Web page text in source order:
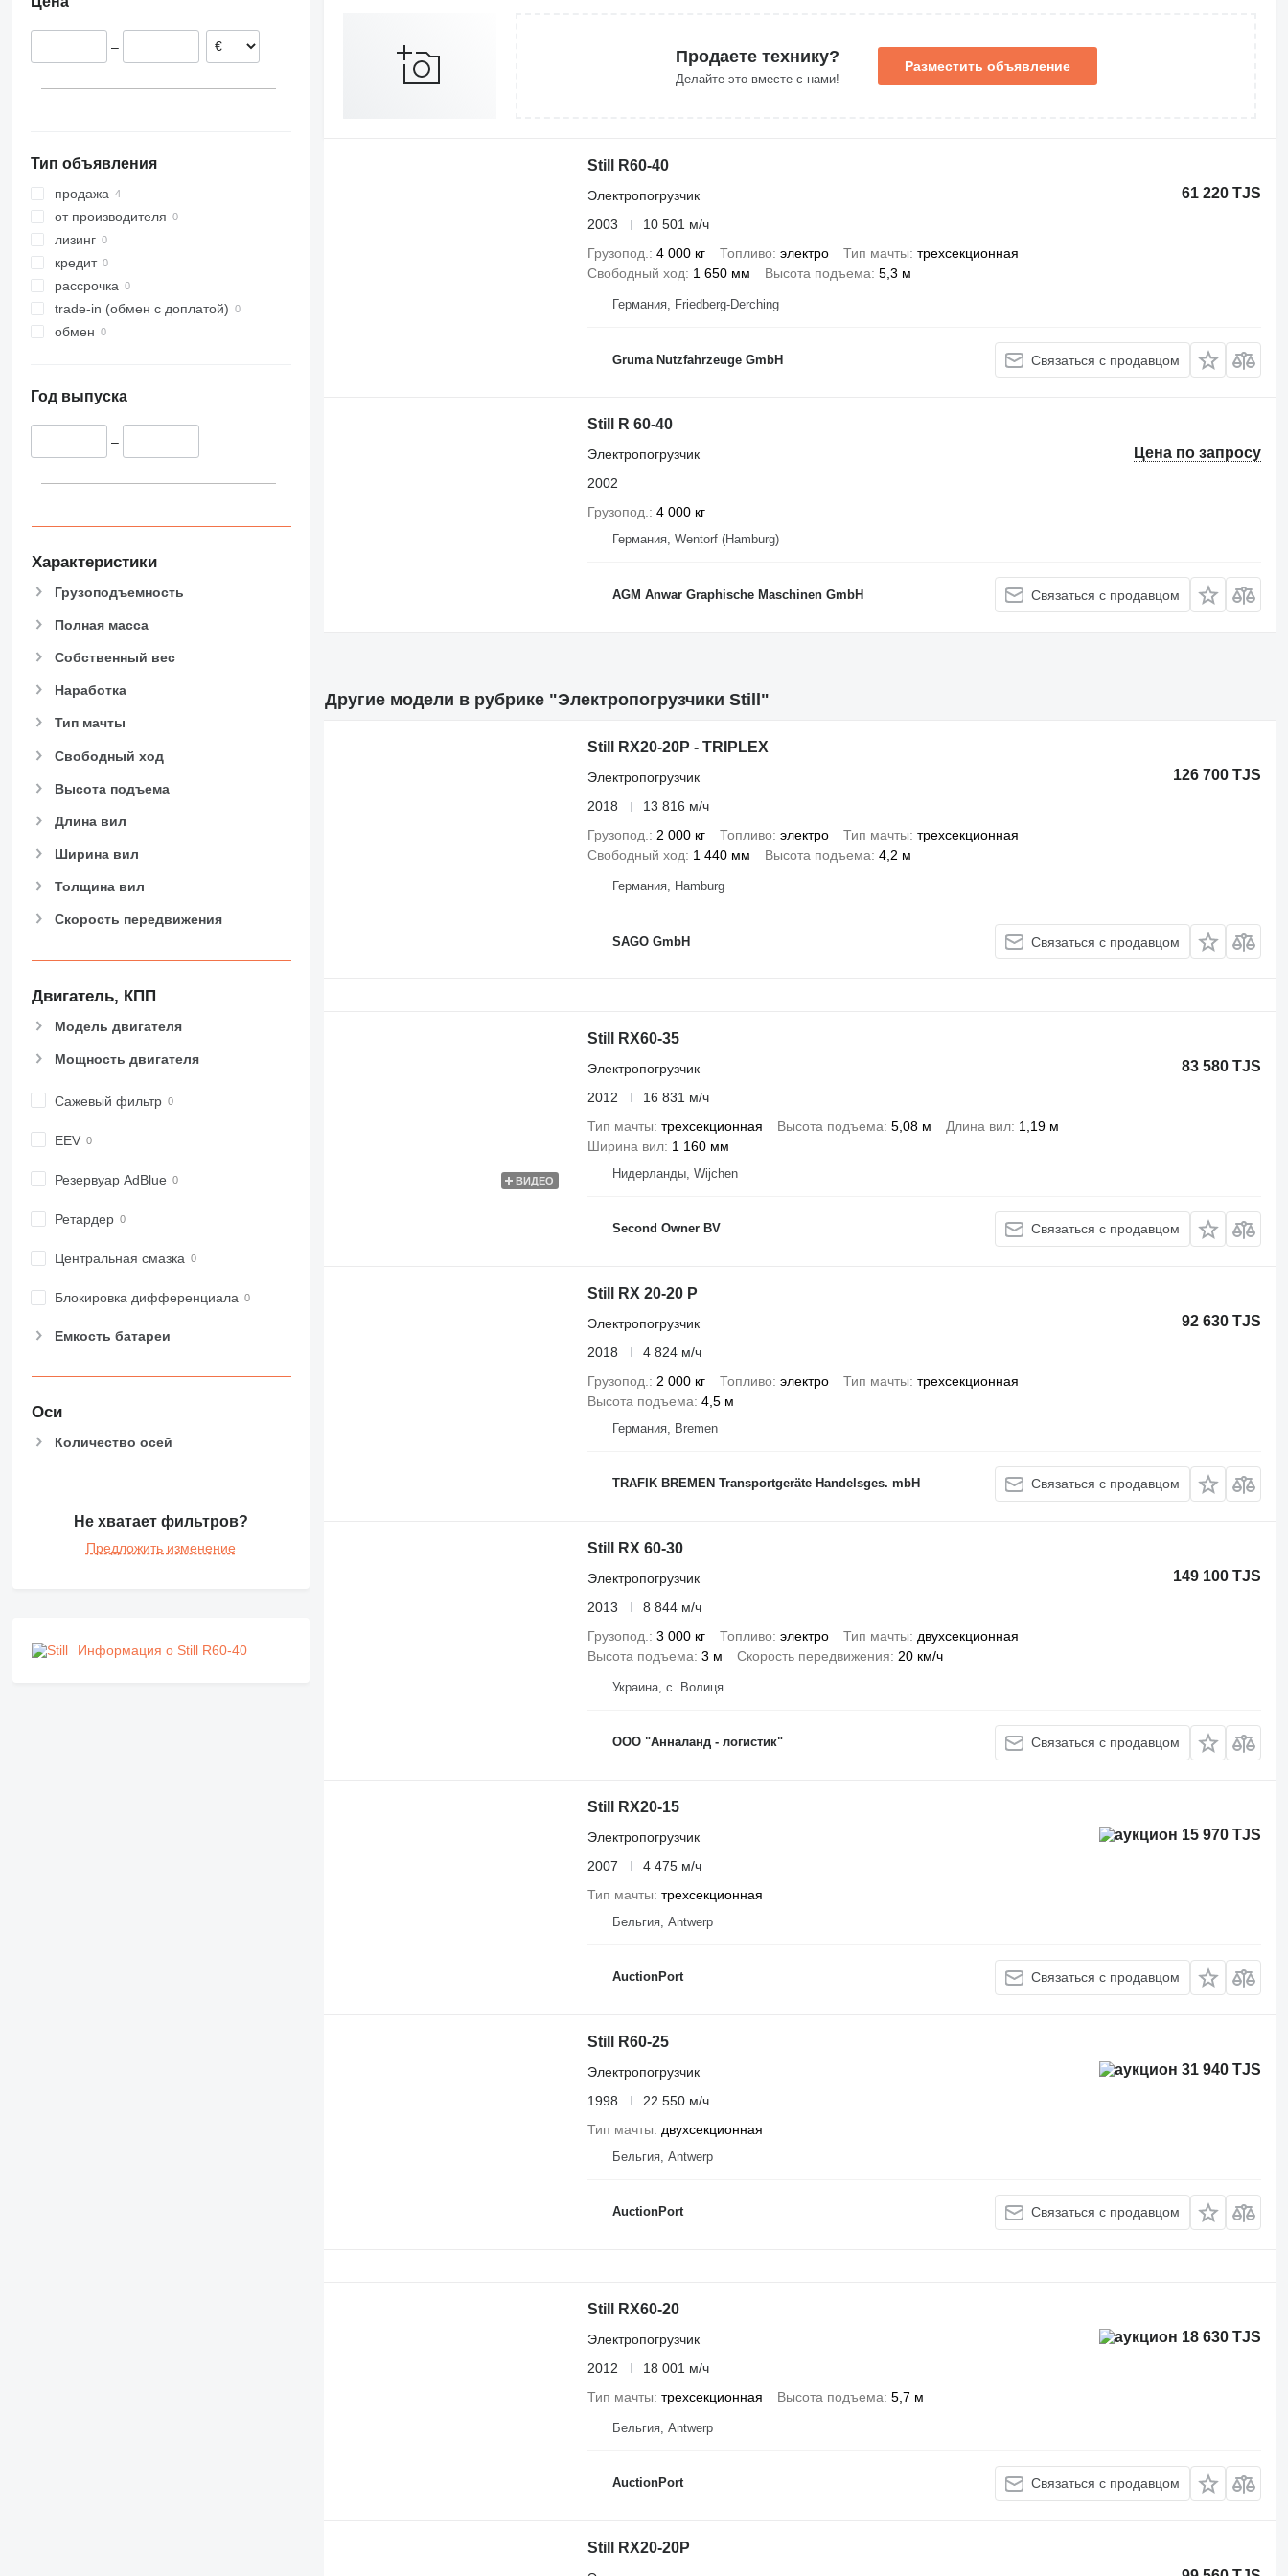
RX 60-70
RX 60-80
–
Тип объявления
продажа
от производителя
лизинг
кредит
рассрочка
trade-in (обмен с доплатой)
обмен
Год выпуска
–
Характеристики
Грузоподъемность
Полная масса
Собственный вес
Наработка
Тип мачты
Свободный ход
Высота подъема
Длина вил
Ширина вил
Толщина вил
Скорость передвижения
Двигатель, КПП
Модель двигателя
Мощность двигателя
Сажевый фильтр
EEV
Резервуар AdBlue
Ретардер
Центральная смазка
Блокировка дифференциала
Емкость батареи
Оси
Количество осей
Не хватает фильтров?
Предложить изменение
Информация о Still R60-40
Продаете технику?
Делайте это вместе с нами!
Разместить объявление
Still R60-40
61 220 TJS
Электропогрузчик
2003
10 501 м/ч
Грузопод.
4 000 кг Топливо электро Тип мачты трехсекционная
Свободный ход
1 650 мм Высота подъема 5,3 м
Германия, Friedberg-Derching
Gruma Nutzfahrzeuge GmbH Связаться с продавцом
Still R 60-40
Цена по запросу
Электропогрузчик
2002
Грузопод.
4 000 кг
Германия, Wentorf (Hamburg)
AGM Anwar Graphische Maschinen GmbH Связаться с продавцом
Другие модели в рубрике "Электропогрузчики Still"
Still RX20-20P - TRIPLEX
126 700 TJS
Электропогрузчик
2018
13 816 м/ч
Грузопод.
2 000 кг Топливо электро Тип мачты трехсекционная
Свободный ход
1 440 мм Высота подъема 4,2 м
Германия, Hamburg
SAGO GmbH Связаться с продавцом
ВИДЕО
Still RX60-35
83 580 TJS
Электропогрузчик
2012
16 831 м/ч
Тип мачты трехсекционная Высота подъема 5,08 м Длина вил 1,19 м
Ширина вил 1 160 мм
Нидерланды, Wijchen
Second Owner BV Связаться с продавцом
Still RX 20-20 P
92 630 TJS
Электропогрузчик
2018
4 824 м/ч
Грузопод.
2 000 кг Топливо электро Тип мачты трехсекционная
Высота подъема 4,5 м
Германия, Bremen
TRAFIK BREMEN Transportgeräte Handelsges. mbH Связаться с продавцом
Still RX 60-30
149 100 TJS
Электропогрузчик
2013
8 844 м/ч
Грузопод.
3 000 кг Топливо электро Тип мачты
двухсекционная
Высота подъема 3 м Скорость передвижения 20 км/ч
Украина, с. Волиця
ООО "Анналанд - логистик" Связаться с продавцом
Still RX20-15
15 970 TJS
Электропогрузчик
2007
4 475 м/ч
Тип мачты трехсекционная
Бельгия, Antwerp
AuctionPort Связаться с продавцом
Still R60-25
31 940 TJS
Электропогрузчик
1998
22 550 м/ч
Тип мачты
двухсекционная
Бельгия, Antwerp
AuctionPort Связаться с продавцом
Still RX60-20
18 630 TJS
Электропогрузчик
2012
18 001 м/ч
Тип мачты трехсекционная Высота подъема 5,7 м
Бельгия, Antwerp
AuctionPort Связаться с продавцом
Still RX20-20P